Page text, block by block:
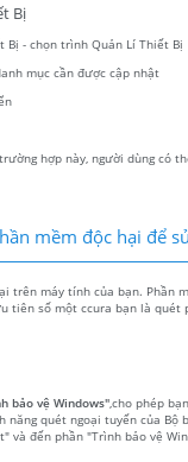
Bị
Bị - chọn trình Quản Lí Thiết Bị
mục cần được cập nhật
hợp này, người dùng có
mềm độc hại để
trên máy tính của bạn. Phần
tiên số một ccura bạn là quét
bảo vệ Windows",cho phép
quét ngoại tuyến của Bộ
và đến phần "Trình bảo vệ